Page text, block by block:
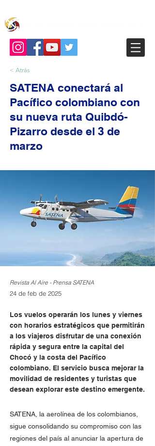
< Atrás
SATENA conectará al
Pacífico colombiano con
su nueva ruta Quibdó-
Pizarro desde el 3 de
marzo
Revista Al Aire - Prensa SATENA
24 de feb de 2025
Los vuelos operarán los lunes y viernes
con horarios estratégicos que permitirán
a los viajeros disfrutar de una conexión
rápida y segura entre la capital del
Chocó y la costa del Pacífico
colombiano. El servicio busca mejorar la
movilidad de residentes y turistas que
desean explorar este destino emergente.
SATENA, la aerolínea de los colombianos,
sigue consolidando su compromiso con las
regiones del país al anunciar la apertura de